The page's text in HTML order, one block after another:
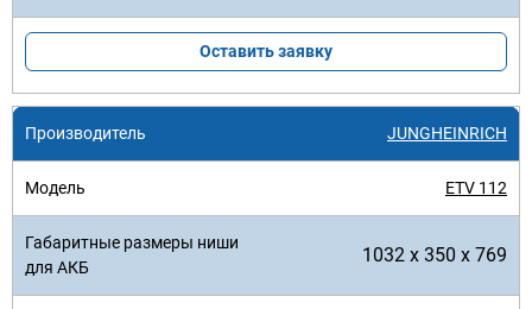
Оставить заявку
JUNGHEINRICH
ETV 112
1032 x 350 x 769